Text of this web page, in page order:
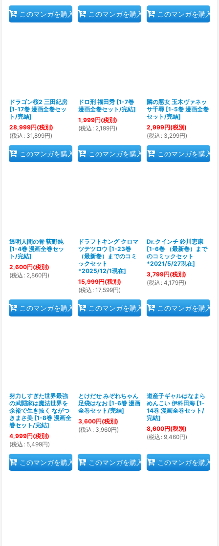
このマンガを購入 このマンガを購入 このマンガを購入
ドラゴン桜2 三田紀房
[1-17巻 漫画全巻セッ
ト/完結]
28,999円(税別)
(税込 : 31,899円)
このマンガを購入
ドロ刑 福田秀 [1-7巻
漫画全巻セット/完結]
1,999円(税別)
(税込 : 2,199円)
このマンガを購入
隣の悪女 玉木ヴァネッ
サ千尋 [1-5巻 漫画全巻
セット/完結]
2,999円(税別)
(税込 : 3,299円)
このマンガを購入
透明人間の骨 荻野純
[1-4巻 漫画全巻セッ
ト/完結]
2,600円(税別)
(税込 : 2,860円)
このマンガを購入
ドラフトキング クロマ
ツテツロウ [1-23巻
（最新巻）までのコミ
ックセット
*2025/12/1現在]
15,999円(税別)
(税込 : 17,599円)
このマンガを購入
Dr.クインチ 鈴川恵康
[1-6巻 （最新巻）まで
のコミックセット
*2021/5/27現在]
3,799円(税別)
(税込 : 4,179円)
このマンガを購入
努力しすぎた世界最強
の武闘家は魔法世界を
余裕で生き抜く ながつ
きまさ美 [1-8巻 漫画全
巻セット/完結]
4,999円(税別)
(税込 : 5,499円)
このマンガを購入
とけだせ みぞれちゃん
足袋はなお [1-6巻 漫画
全巻セット/完結]
3,600円(税別)
(税込 : 3,960円)
このマンガを購入
道産子ギャルはなまら
めんこい 伊科田海 [1-
14巻 漫画全巻セット/
完結]
8,600円(税別)
(税込 : 9,460円)
このマンガを購入